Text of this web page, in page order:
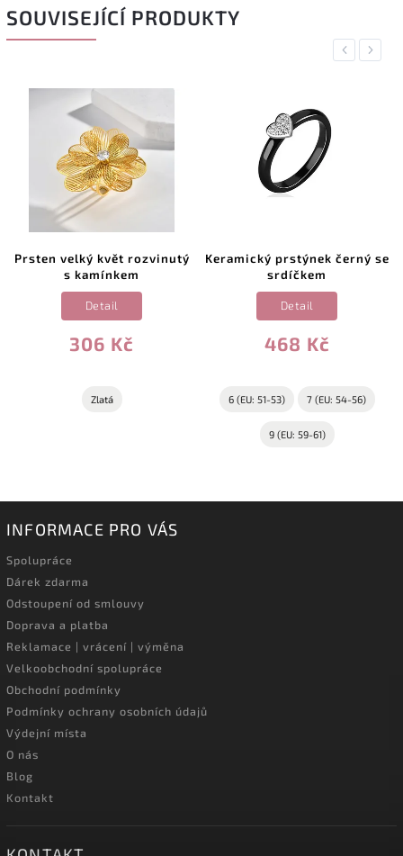
SOUVISEJÍCÍ PRODUKTY
Previous
Prsten velký květ rozvinutý
s kamínkem
306 Kč
Detail
Zlatá
Keramický prstýnek černý se
srdíčkem
468 Kč
Detail
6 (EU: 51-53) 7 (EU: 54-56)
9 (EU: 59-61)
Next
INFORMACE PRO VÁS
Spolupráce
Dárek zdarma
Odstoupení od smlouvy
Doprava a platba
Reklamace | vrácení | výměna
Velkoobchodní spolupráce
Obchodní podmínky
Podmínky ochrany osobních údajů
Výdejní místa
O nás
Blog
Kontakt